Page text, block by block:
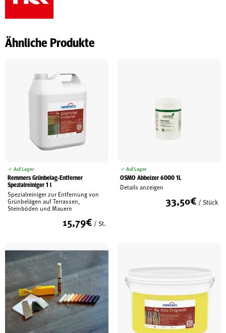
Ähnliche Produkte
Auf Lager
Remmers Grünbelag-Entferner
Spezialreiniger 1 l
Spezialreiniger zur Entfernung von
Grünbelägen auf Terrassen,
Steinböden und Mauern
15,79€ / St.
Auf Lager
OSMO Abbeizer 6000 1L
Details anzeigen
33,50€ / Stück